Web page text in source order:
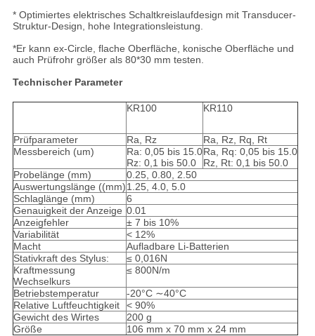
* Optimiertes elektrisches Schaltkreislaufdesign mit Transducer-
Struktur-Design, hohe Integrationsleistung.
*Er kann ex-Circle, flache Oberfläche, konische Oberfläche und
auch Prüfrohr größer als 80*30 mm testen.
Technischer Parameter
KR100 KR110
Prüfparameter Ra, Rz
Ra, Rz, Rq, Rt
Messbereich (um)
Ra: 0,05 bis 15.0
Rz: 0,1 bis 50.0
Ra, Rq: 0,05 bis 15.0
Rz, Rt: 0,1 bis 50.0
Probelänge (mm)
0.25, 0.80, 2.50
Auswertungslänge ((mm)1.25, 4.0, 5.0
Schlaglänge (mm)
6
Genauigkeit der Anzeige 0.01
Anzeigfehler
± 7 bis 10%
Variabilität
< 12%
Macht
Aufladbare Li-Batterien
Stativkraft des Stylus:
≤ 0,016N
Kraftmessung
Wechselkurs
≤ 800N/m
Betriebstemperatur
-20°C ∼40°C
Relative Luftfeuchtigkeit
< 90%
Gewicht des Wirtes
200 g
Größe
106 mm x 70 mm x 24 mm